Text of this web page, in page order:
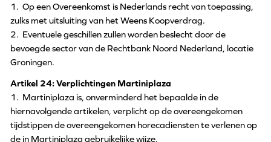
1. Op een Overeenkomst is Nederlands recht van toepassing,
zulks met uitsluiting van het Weens Koopverdrag.
2. Eventuele geschillen zullen worden beslecht door de
bevoegde sector van de Rechtbank Noord Nederland, locatie
Groningen.
Artikel 24: Verplichtingen Martiniplaza
1. Martiniplaza is, onverminderd het bepaalde in de
hiernavolgende artikelen, verplicht op de overeengekomen
tijdstippen de overeengekomen horecadiensten te verlenen op
de in Martiniplaza gebruikelijke wijze.